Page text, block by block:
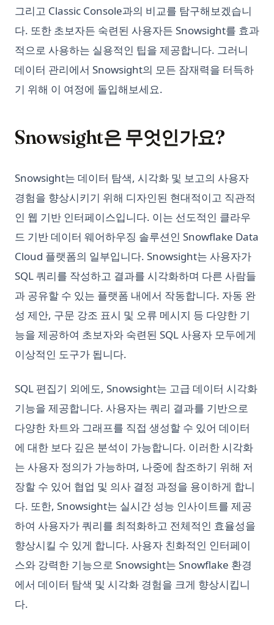
그리고 Classic Console과의 비교를 탐구해보겠습니
다. 또한 초보자든 숙련된 사용자든 Snowsight를 효과
적으로 사용하는 실용적인 팁을 제공합니다. 그러니
데이터 관리에서 Snowsight의 모든 잠재력을 터득하
기 위해 이 여정에 돌입해보세요.
Snowsight은 무엇인가요?
Snowsight는 데이터 탐색, 시각화 및 보고의 사용자
경험을 향상시키기 위해 디자인된 현대적이고 직관적
인 웹 기반 인터페이스입니다. 이는 선도적인 클라우
드 기반 데이터 웨어하우징 솔루션인 Snowflake Data
Cloud 플랫폼의 일부입니다. Snowsight는 사용자가
SQL 쿼리를 작성하고 결과를 시각화하며 다른 사람들
과 공유할 수 있는 플랫폼 내에서 작동합니다. 자동 완
성 제안, 구문 강조 표시 및 오류 메시지 등 다양한 기
능을 제공하여 초보자와 숙련된 SQL 사용자 모두에게
이상적인 도구가 됩니다.
SQL 편집기 외에도, Snowsight는 고급 데이터 시각화
기능을 제공합니다. 사용자는 쿼리 결과를 기반으로
다양한 차트와 그래프를 직접 생성할 수 있어 데이터
에 대한 보다 깊은 분석이 가능합니다. 이러한 시각화
는 사용자 정의가 가능하며, 나중에 참조하기 위해 저
장할 수 있어 협업 및 의사 결정 과정을 용이하게 합니
다. 또한, Snowsight는 실시간 성능 인사이트를 제공
하여 사용자가 쿼리를 최적화하고 전체적인 효율성을
향상시킬 수 있게 합니다. 사용자 친화적인 인터페이
스와 강력한 기능으로 Snowsight는 Snowflake 환경
에서 데이터 탐색 및 시각화 경험을 크게 향상시킵니
다.